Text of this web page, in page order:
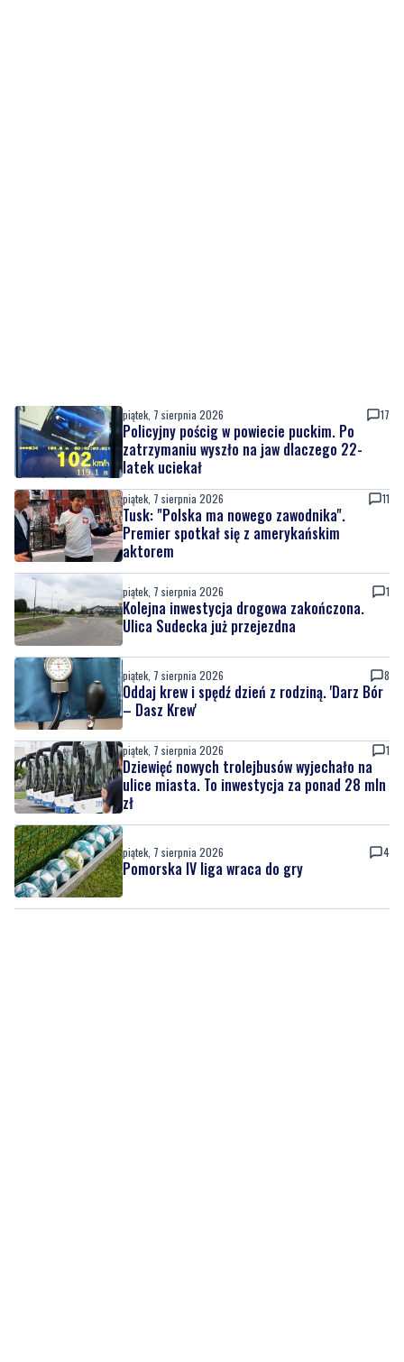
piątek, 7 sierpnia 2026 17
Policyjny pościg w powiecie puckim. Po
zatrzymaniu wyszło na jaw dlaczego 22-
latek uciekał
piątek, 7 sierpnia 2026 11
Tusk: "Polska ma nowego zawodnika".
Premier spotkał się z amerykańskim
aktorem
piątek, 7 sierpnia 2026 1
Kolejna inwestycja drogowa zakończona.
Ulica Sudecka już przejezdna
piątek, 7 sierpnia 2026 8
Oddaj krew i spędź dzień z rodziną. 'Darz Bór
– Dasz Krew'
piątek, 7 sierpnia 2026 1
Dziewięć nowych trolejbusów wyjechało na
ulice miasta. To inwestycja za ponad 28 mln
zł
piątek, 7 sierpnia 2026 4
Pomorska IV liga wraca do gry